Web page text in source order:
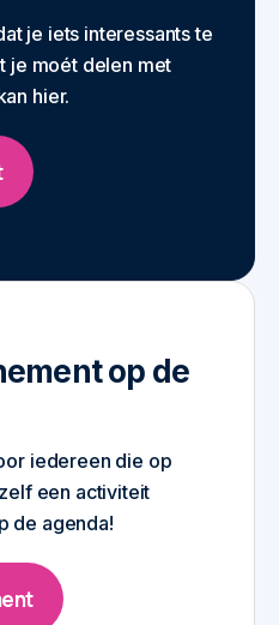
je iets interessants te
je moét delen met
hier.
op de
iedereen die op
een activiteit
de agenda!